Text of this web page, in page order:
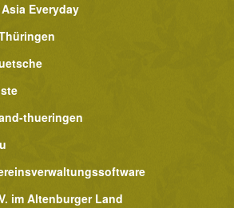
Everyday
thueringen
im Altenburger Land